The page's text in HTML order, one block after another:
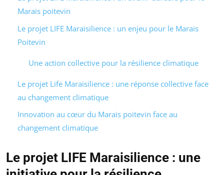
Marais poitevin
Le projet LIFE Maraisilience : un enjeu pour le Marais
Poitevin
Une action collective pour la résilience climatique
Le projet Life Maraisilience : une réponse collective face
au changement climatique
Innovation au cœur du Marais poitevin face au
changement climatique
Le projet LIFE Maraisilience : une